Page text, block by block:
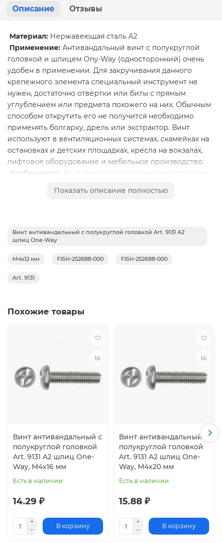
Описание Отзывы
Материал: Нержавеющая сталь A2
Применение: Антивандальный винт с полукруглой
головкой и шлицем Ony-Way (односторонний) очень
удобен в применении. Для закручивания данного
крепежного элемента специальный инструмент не
нужен, достаточно отвёртки или биты с прямым
углублением или предмета похожего на них. Обычным
способом открутить его не получится необходимо
применять болгарку, дрель или экстрактор. Винт
используют в вентиляционных системах, скамейках на
остановках и детских площадках, кресла на вокзалах,
лифтовое оборудование и мебельное производство.
Особенности: Винт имеет цилиндрический стержень
углублением специальной конструкции, также на
уже не получиться так как у шляпки нет опоры для
жала при приложении усилия. Для откручивания
несанкционированного откручивания.
Показать описание полностью
Винт антивандальный с полукруглой головкой Art. 9131 A2
шлиц One-Way
M4x12 мм FISH-252688-000 FISH-252688-000
Art. 9131
Похожие товары
Винт антивандальный с
полукруглой головкой
Art. 9131 A2 шлиц One-
Way, M4x16 мм
Есть в наличии
14.29 ₽
В корзину
Винт антивандальный с
полукруглой головкой
Art. 9131 A2 шлиц One-
Way, M4x20 мм
Есть в наличии
15.88 ₽
В корзину